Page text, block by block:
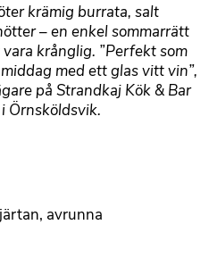
krämig burrata, salt
– en enkel sommarrätt
krånglig. ”Perfekt som
med ett glas vitt vin”,
på Strandkaj Kök & Bar
Örnsköldsvik.
avrunna